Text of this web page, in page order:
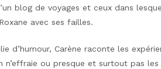
blog de voyages et ceux dans
avec ses failles.
d’humour, Carène raconte les
n’effraie ou presque et surtout pas les